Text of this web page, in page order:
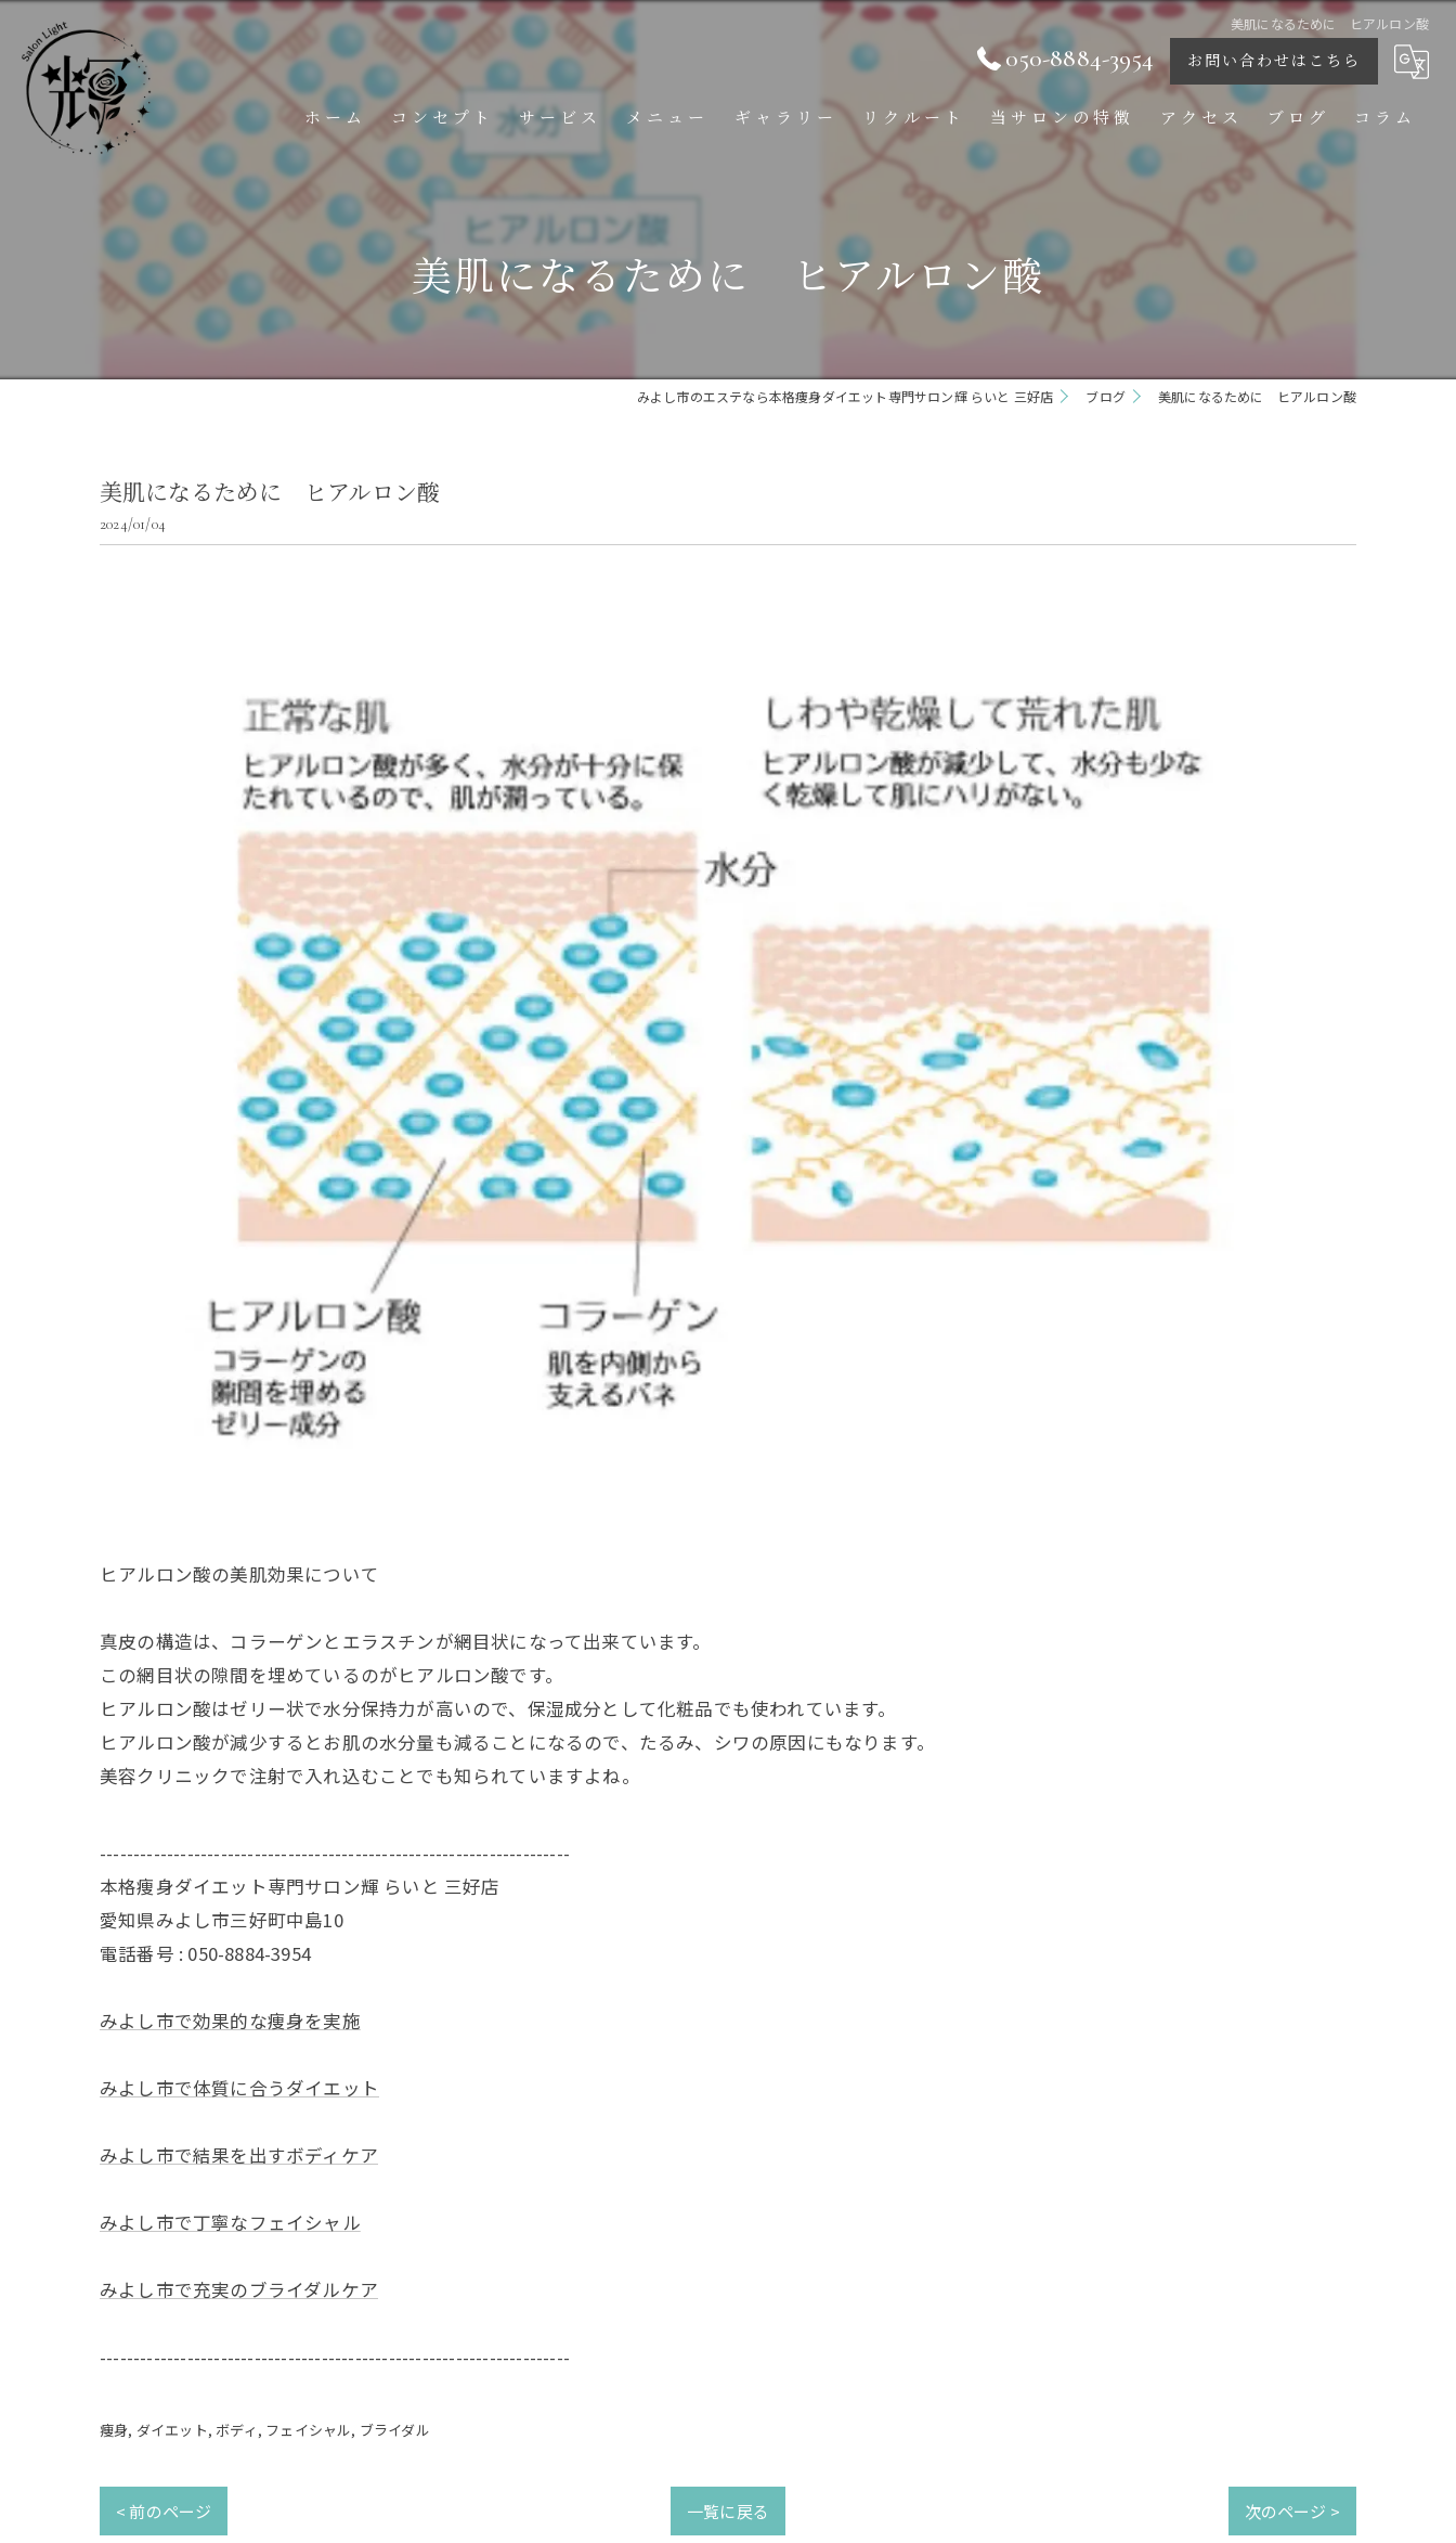
美肌になるために ヒアルロン酸
050-8884-3954 お問い合わせはこちら
ホーム コンセプト サービス
コンテンツ
メニュー ギャラリー リクルート 当サロンの特徴
痩身
ダイエット
ボディ
ブライダル
アクセス ブログ コラム
美肌になるために ヒアルロン酸
みよし市のエステなら本格痩身ダイエット専門サロン輝 らいと 三好店 ブログ 美肌になるために ヒアルロン酸
美肌になるために ヒアルロン酸
2024/01/04
ヒアルロン酸の美肌効果について
真皮の構造は、コラーゲンとエラスチンが網目状になって出来ています。
この網目状の隙間を埋めているのがヒアルロン酸です。
ヒアルロン酸はゼリー状で水分保持力が高いので、保湿成分として化粧品でも使われています。
ヒアルロン酸が減少するとお肌の水分量も減ることになるので、たるみ、シワの原因にもなります。
美容クリニックで注射で入れ込むことでも知られていますよね。
----------------------------------------------------------------------
本格痩身ダイエット専門サロン輝 らいと 三好店
愛知県みよし市三好町中島10
電話番号 : 050-8884-3954
みよし市で効果的な痩身を実施
みよし市で体質に合うダイエット
みよし市で結果を出すボディケア
みよし市で丁寧なフェイシャル
みよし市で充実のブライダルケア
----------------------------------------------------------------------
痩身 ダイエット ボディ フェイシャル ブライダル
< 前のページ 一覧に戻る 次のページ >